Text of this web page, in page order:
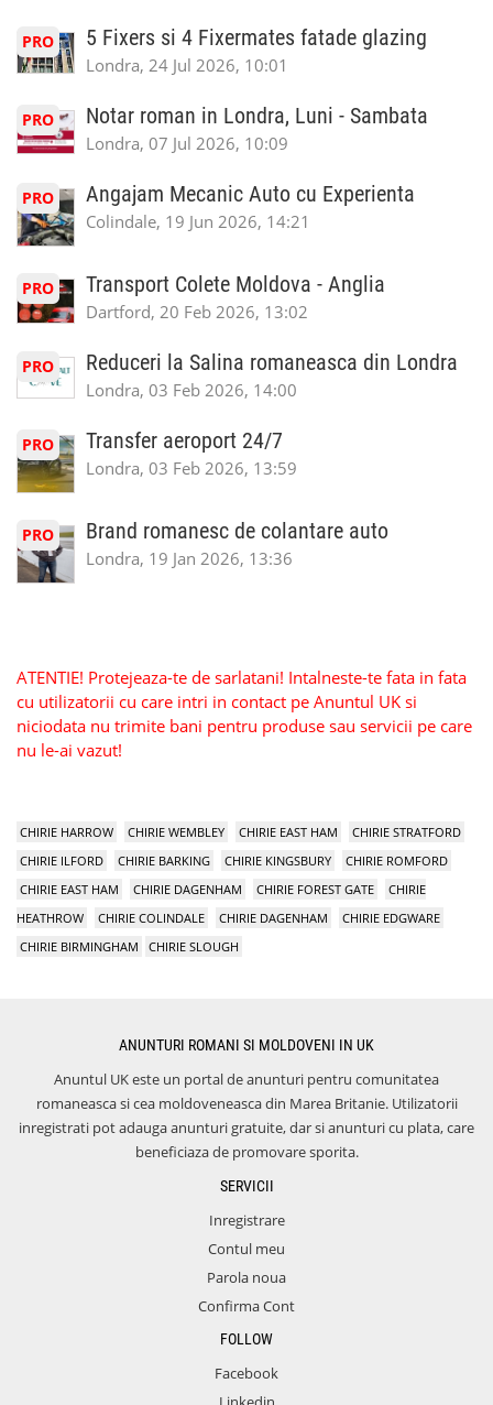
PRO 5 Fixers si 4 Fixermates fatade glazing
Londra, 24 Jul 2026, 10:01
PRO Notar roman in Londra, Luni - Sambata
Londra, 07 Jul 2026, 10:09
PRO Angajam Mecanic Auto cu Experienta
Colindale, 19 Jun 2026, 14:21
PRO Transport Colete Moldova - Anglia
Dartford, 20 Feb 2026, 13:02
PRO Reduceri la Salina romaneasca din Londra
Londra, 03 Feb 2026, 14:00
PRO Transfer aeroport 24/7
Londra, 03 Feb 2026, 13:59
PRO Brand romanesc de colantare auto
Londra, 19 Jan 2026, 13:36
ATENTIE! Protejeaza-te de sarlatani! Intalneste-te fata in fata
cu utilizatorii cu care intri in contact pe Anuntul UK si
niciodata nu trimite bani pentru produse sau servicii pe care
nu le-ai vazut!
CHIRIE HARROW CHIRIE WEMBLEY CHIRIE EAST HAM
CHIRIE STRATFORD
CHIRIE ILFORD
CHIRIE BARKING CHIRIE KINGSBURY
CHIRIE ROMFORD
CHIRIE EAST HAM
CHIRIE DAGENHAM CHIRIE FOREST GATE
CHIRIE
HEATHROW
CHIRIE COLINDALE CHIRIE DAGENHAM
CHIRIE EDGWARE
CHIRIE BIRMINGHAM
CHIRIE SLOUGH
ANUNTURI ROMANI SI MOLDOVENI IN UK
Anuntul UK este un portal de anunturi pentru comunitatea
romaneasca si cea moldoveneasca din Marea Britanie. Utilizatorii
inregistrati pot adauga anunturi gratuite, dar si anunturi cu plata, care
beneficiaza de promovare sporita.
SERVICII
Inregistrare
Contul meu
Parola noua
Confirma Cont
FOLLOW
Facebook